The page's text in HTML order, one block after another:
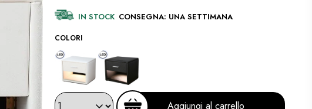
IN STOCK CONSEGNA: UNA SETTIMANA
COLORI
Aggiungi al carrello